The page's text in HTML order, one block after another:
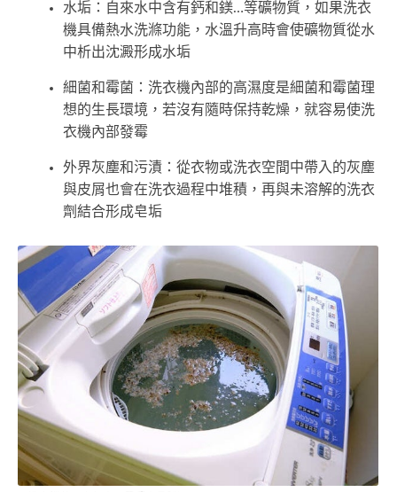
水垢：自來水中含有鈣和鎂…等礦物質，如果洗衣
機具備熱水洗滌功能，水溫升高時會使礦物質從水
中析出沈澱形成水垢
細菌和霉菌：洗衣機內部的高濕度是細菌和霉菌理
想的生長環境，若沒有隨時保持乾燥，就容易使洗
衣機內部發霉
外界灰塵和污漬：從衣物或洗衣空間中帶入的灰塵
與皮屑也會在洗衣過程中堆積，再與未溶解的洗衣
劑結合形成皂垢